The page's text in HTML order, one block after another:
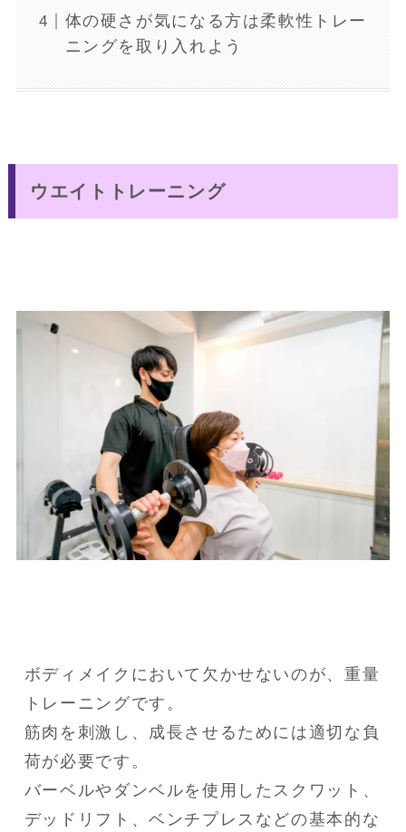
体の硬さが気になる方は柔軟性トレー
ニングを取り入れよう
ウエイトトレーニング
ボディメイクにおいて欠かせないのが、重量
トレーニングです。
筋肉を刺激し、成長させるためには適切な負
荷が必要です。
バーベルやダンベルを使用したスクワット、
デッドリフト、ベンチプレスなどの基本的な